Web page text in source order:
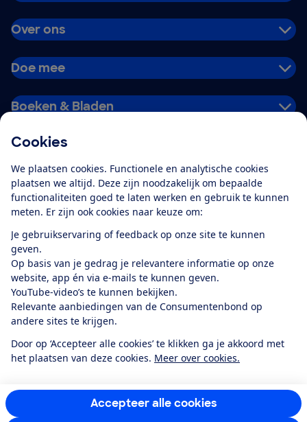
Cookies
We plaatsen cookies. Functionele en analytische cookies
plaatsen we altijd. Deze zijn noodzakelijk om bepaalde
functionaliteiten goed te laten werken en gebruik te kunnen
meten. Er zijn ook cookies naar keuze om:
Je gebruikservaring of feedback op onze site te kunnen
geven.
Op basis van je gedrag je relevantere informatie op onze
website, app én via e-mails te kunnen geven.
YouTube-video’s te kunnen bekijken.
Relevante aanbiedingen van de Consumentenbond op
andere sites te krijgen.
Door op ‘Accepteer alle cookies’ te klikken ga je akkoord met
het plaatsen van deze cookies. Meer over cookies.
Accepteer alle cookies
Over ons
Doe mee
Boeken & Bladen
Alles over de
app
Algemene Voorwaarden
Privacyverklaring
Cookiebeleid
Privacyvoorkeuren
Toegankelijkheid
RSS-feed nieuws
Facebook
TwitterInstagram
YoutubeLinkedIn
12.901consumentenbeoordelen de Consumentenbondmet gemiddeld